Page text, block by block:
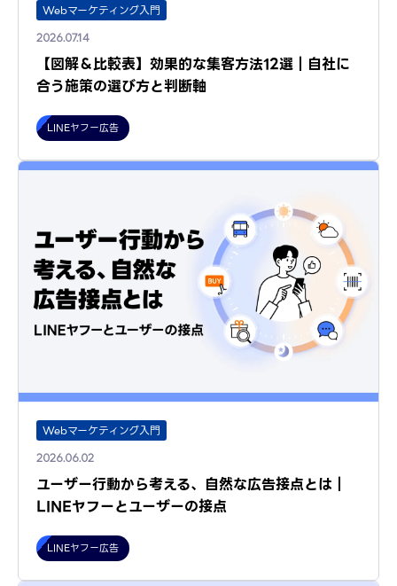
Webマーケティング入門
2026.07.14
【図解＆比較表】効果的な集客方法12選｜自社に
合う施策の選び方と判断軸
LINEヤフー広告
Webマーケティング入門
2026.06.02
ユーザー行動から考える、自然な広告接点とは｜
LINEヤフーとユーザーの接点
LINEヤフー広告